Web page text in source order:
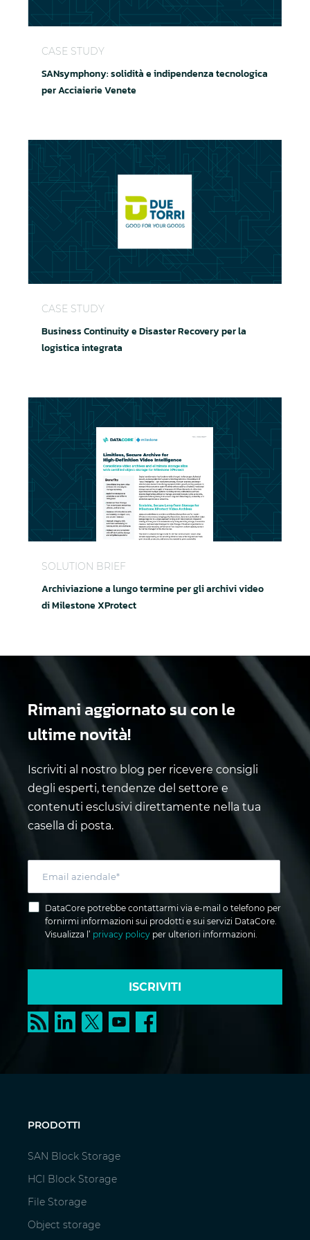
CASE STUDY
SANsymphony: solidità e indipendenza tecnologica
per Acciaierie Venete
CASE STUDY
Business Continuity e Disaster Recovery per la
logistica integrata
SOLUTION BRIEF
Archiviazione a lungo termine per gli archivi video
di Milestone XProtect
Rimani aggiornato sucon le
ultime novità!
Iscriviti al nostro blog per ricevere consigli
degli esperti, tendenze del settore e
contenuti esclusivi direttamente nella tua
casella di posta.
DataCore potrebbe contattarmi via e-mail o telefono per
fornirmi informazioni sui prodotti e sui servizi DataCore.
Visualizza l’ privacy policy per ulteriori informazioni.
ISCRIVITI
PRODOTTI
SAN Block Storage
HCI Block Storage
File Storage
Object storage